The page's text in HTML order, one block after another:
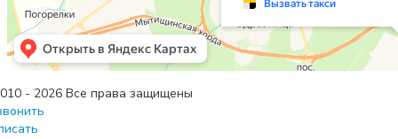
- 2026 Все права защищены